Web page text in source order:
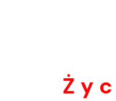
Ż y